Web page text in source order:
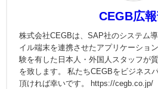
CEGB広
株式会社CEGBは、SAP社のシステム
イル端末を連携させたアプリケーショ
験を有した日本人・外国人スタッフが
を致します。 私たちCEGBをビジネス
頂ければ幸いです。 https://cegb.co.jp/